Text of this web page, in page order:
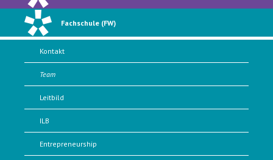
Fachschule (FW)
Kontakt
Team
Leitbild
ILB
Entrepreneurship